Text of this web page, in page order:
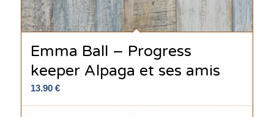
Emma Ball – Progress
keeper Alpaga et ses amis
13.90 €